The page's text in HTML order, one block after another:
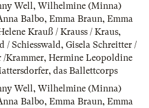
Well, Wilhelmine (Minna)
Balbo, Emma Braun, Emma
Krauß / Krauss / Kraus,
/ Schiesswald, Gisela Schreitter /
/Krammer, Hermine Leopoldine
, das Ballettcorps
Well, Wilhelmine (Minna)
Balbo, Emma Braun, Emma